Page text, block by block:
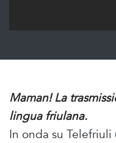
Maman! La
lingua friulana.
In onda su